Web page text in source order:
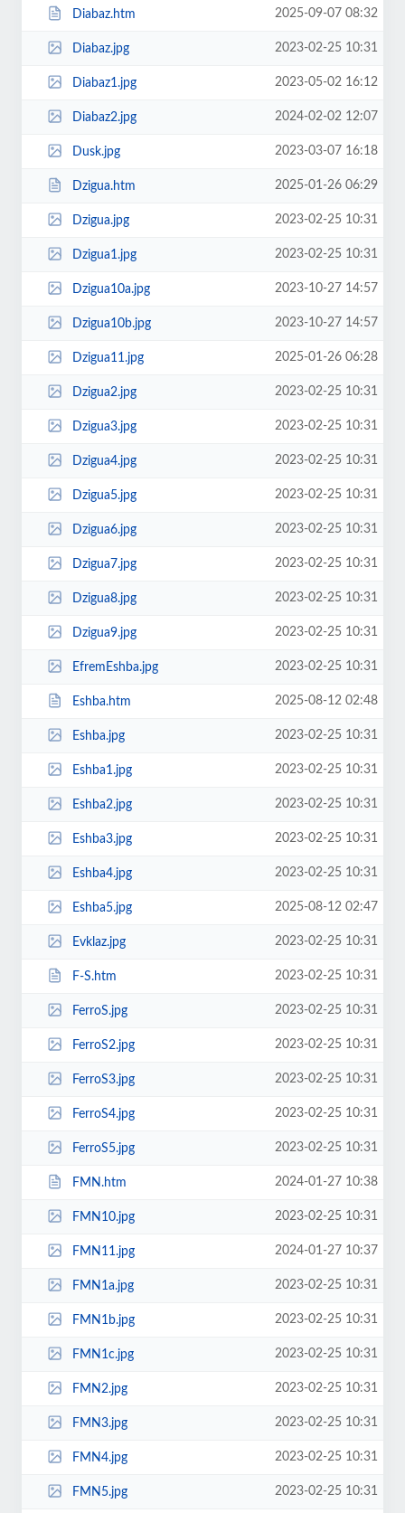
Diabaz.htm 2025-09-07 08:32
Diabaz.jpg 2023-02-25 10:31
Diabaz1.jpg 2023-05-02 16:12
Diabaz2.jpg 2024-02-02 12:07
Dusk.jpg 2023-03-07 16:18
Dzigua.htm 2025-01-26 06:29
Dzigua.jpg 2023-02-25 10:31
Dzigua1.jpg 2023-02-25 10:31
Dzigua10a.jpg 2023-10-27 14:57
Dzigua10b.jpg 2023-10-27 14:57
Dzigua11.jpg 2025-01-26 06:28
Dzigua2.jpg 2023-02-25 10:31
Dzigua3.jpg 2023-02-25 10:31
Dzigua4.jpg 2023-02-25 10:31
Dzigua5.jpg 2023-02-25 10:31
Dzigua6.jpg 2023-02-25 10:31
Dzigua7.jpg 2023-02-25 10:31
Dzigua8.jpg 2023-02-25 10:31
Dzigua9.jpg 2023-02-25 10:31
EfremEshba.jpg 2023-02-25 10:31
Eshba.htm 2025-08-12 02:48
Eshba.jpg 2023-02-25 10:31
Eshba1.jpg 2023-02-25 10:31
Eshba2.jpg 2023-02-25 10:31
Eshba3.jpg 2023-02-25 10:31
Eshba4.jpg 2023-02-25 10:31
Eshba5.jpg 2025-08-12 02:47
Evklaz.jpg 2023-02-25 10:31
F-S.htm 2023-02-25 10:31
FerroS.jpg 2023-02-25 10:31
FerroS2.jpg 2023-02-25 10:31
FerroS3.jpg 2023-02-25 10:31
FerroS4.jpg 2023-02-25 10:31
FerroS5.jpg 2023-02-25 10:31
FMN.htm 2024-01-27 10:38
FMN10.jpg 2023-02-25 10:31
FMN11.jpg 2024-01-27 10:37
FMN1a.jpg 2023-02-25 10:31
FMN1b.jpg 2023-02-25 10:31
FMN1c.jpg 2023-02-25 10:31
FMN2.jpg 2023-02-25 10:31
FMN3.jpg 2023-02-25 10:31
FMN4.jpg 2023-02-25 10:31
FMN5.jpg 2023-02-25 10:31